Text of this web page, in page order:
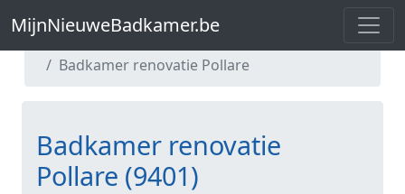
MijnNieuweBadkamer.be
MijnNieuweBadkamer.be
Badkamer renovatie Pollare
Badkamer renovatie
Pollare (9401)